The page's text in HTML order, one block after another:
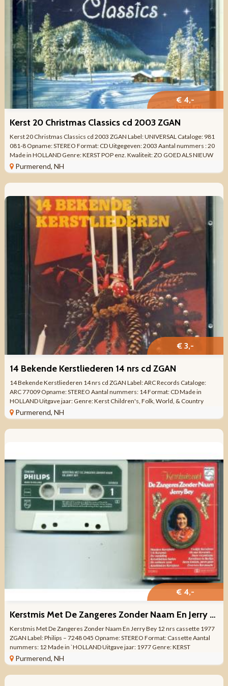
€ 4,-
Kerst 20 Christmas Classics cd 2003 ZGAN
Kerst 20 Christmas Classics cd 2003 ZGAN Label: UNIVERSAL Cataloge: 981
081-8 Opname: STEREO Format: CD Uitgegeven: 2003 Aantal nummers : 20
Made in HOLLAND Genre: KERST POP enz. Kwaliteit: ZO GOED ALS NIEUW
Tracklist CD: 1. ...
Purmerend, NH
€ 3,-
14 Bekende Kerstliederen 14 nrs cd ZGAN
14 Bekende Kerstliederen 14 nrs cd ZGAN Label: ARC Records Cataloge:
ARC 77009 Opname: STEREO Aantal nummers: 14 Format: CD Made in
HOLLAND Uitgave jaar: Genre: Kerst Children's, Folk, World, & Country
Kwaliteit: ZO GOED ...
Purmerend, NH
€ 4,-
Kerstmis Met De Zangeres Zonder Naam En Jerry Bey 12 nrs ZGAN
Kerstmis Met De Zangeres Zonder Naam En Jerry Bey 12 nrs cassette 1977
ZGAN Label: Philips – 7248 045 Opname: STEREO Format: Cassette Aantal
nummers: 12 Made in `HOLLAND Uitgave jaar: 1977 Genre: KERST
NEDERLANDSTALIG ...
Purmerend, NH